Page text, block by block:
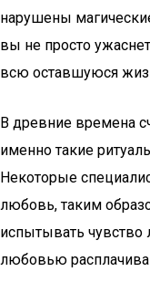
нарушены
вы не просто
всю оставшуюся
В древние времена
именно такие
Некоторые
любовь, таким
испытывать чувство
любовью